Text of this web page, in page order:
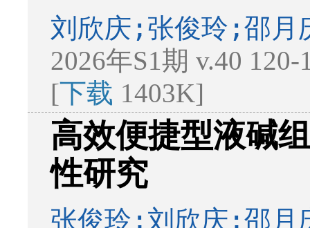
刘欣庆;张俊玲;邵月
2026年S1期 v.40
[下载 1403K]
高效便捷型液碱
性研究
张俊玲;刘欣庆;邵月